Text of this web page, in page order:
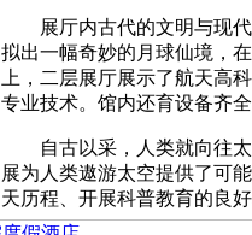
展厅内古代的文明与现代
拟出一幅奇妙的月球仙境，
上，二层展厅展示了航天高
专业技术。馆内还育设备齐
自古以采，人类就向往太
展为人类遨游太空提供了可
天历程、开展科普教育的良好